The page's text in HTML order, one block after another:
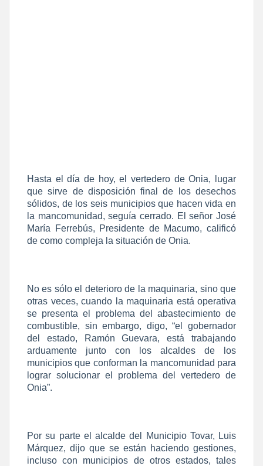
Hasta el día de hoy, el vertedero de Onia, lugar
que sirve de disposición final de los desechos
sólidos, de los seis municipios que hacen vida en
la mancomunidad, seguía cerrado. El señor José
María Ferrebús, Presidente de Macumo, calificó
de como compleja la situación de Onia.
No es sólo el deterioro de la maquinaria, sino que
otras veces, cuando la maquinaria está operativa
se presenta el problema del abastecimiento de
combustible, sin embargo, digo, “el gobernador
del estado, Ramón Guevara, está trabajando
arduamente junto con los alcaldes de los
municipios que conforman la mancomunidad para
lograr solucionar el problema del vertedero de
Onia”.
Por su parte el alcalde del Municipio Tovar, Luis
Márquez, dijo que se están haciendo gestiones,
incluso con municipios de otros estados, tales